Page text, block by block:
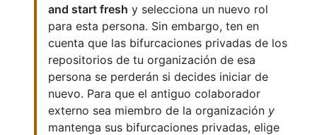
and start fresh y selecciona un nuevo rol
para esta persona. Sin embargo, ten en
cuenta que las bifurcaciones privadas de los
repositorios de tu organización de esa
persona se perderán si decides iniciar de
nuevo. Para que el antiguo colaborador
externo sea miembro de la organización y
mantenga sus bifurcaciones privadas, elige